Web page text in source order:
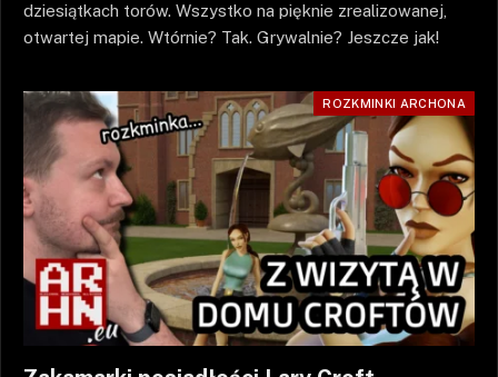
dziesiątkach torów. Wszystko na pięknie zrealizowanej,
otwartej mapie. Wtórnie? Tak. Grywalnie? Jeszcze jak!
ROZKMINKI ARCHONA